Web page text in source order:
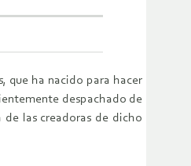
que ha nacido para hacer
despachado de
de las creadoras de dicho